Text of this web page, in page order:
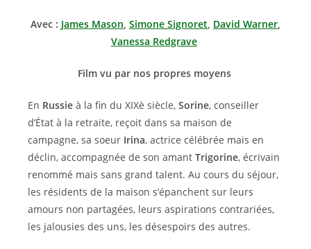
Avec : James Mason, Simone Signoret, David Warner,
Vanessa Redgrave
Film vu par nos propres moyens
En Russie à la fin du XIXè siècle, Sorine, conseiller
d’État à la retraite, reçoit dans sa maison de
campagne, sa soeur Irina, actrice célébrée mais en
déclin, accompagnée de son amant Trigorine, écrivain
renommé mais sans grand talent. Au cours du séjour,
les résidents de la maison s’épanchent sur leurs
amours non partagées, leurs aspirations contrariées,
les jalousies des uns, les désespoirs des autres.